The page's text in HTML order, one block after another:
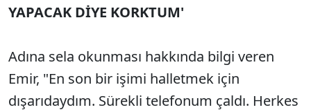
YAPACAK DİYE KORKTUM'
Adına sela okunması hakkında bilgi veren
Emir, "En son bir işimi halletmek için
dışarıdaydım. Sürekli telefonum çaldı. Herkes